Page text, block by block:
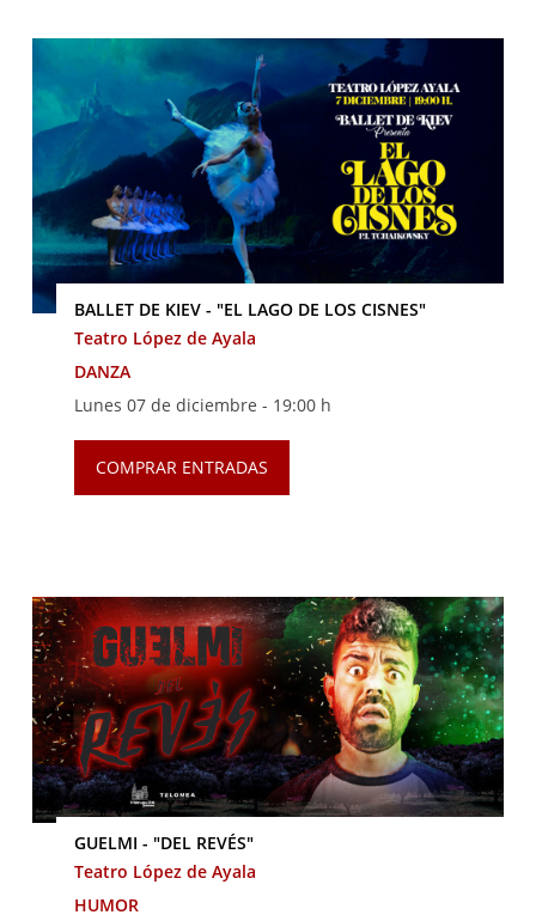
BALLET DE KIEV - "EL LAGO DE LOS CISNES"
Teatro López de Ayala
DANZA
Lunes 07 de diciembre - 19:00 h
COMPRAR ENTRADAS
GUELMI - "DEL REVÉS"
Teatro López de Ayala
HUMOR